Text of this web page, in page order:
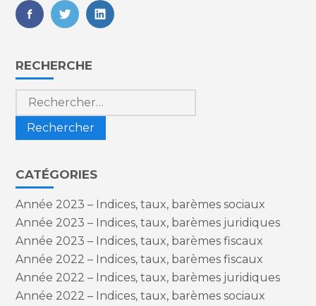
FaceBook
TwitterLinkedIn
Blog
sidebar
RECHERCHE
Rechercher :
CATÉGORIES
Année 2023 – Indices, taux, barèmes sociaux
Année 2023 – Indices, taux, barèmes juridiques
Année 2023 – Indices, taux, barèmes fiscaux
Année 2022 – Indices, taux, barèmes fiscaux
Année 2022 – Indices, taux, barèmes juridiques
Année 2022 – Indices, taux, barèmes sociaux